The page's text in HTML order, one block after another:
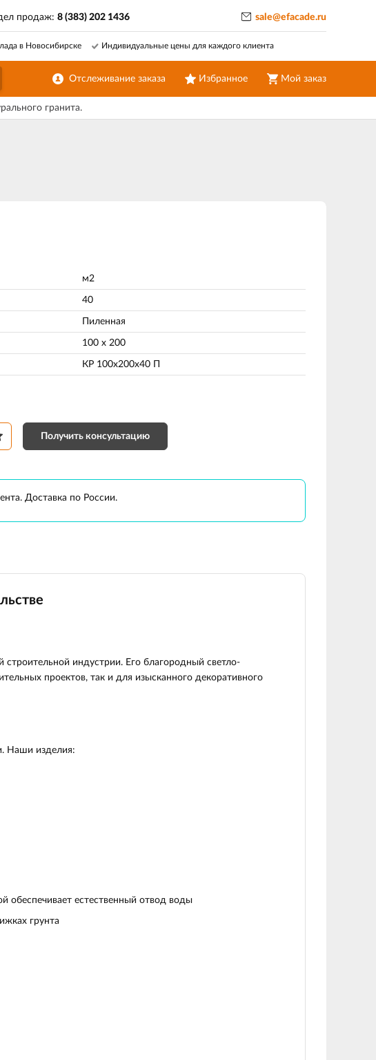
продаж: 8 (383) 202 1436
Отслеживание заказа Избранное Мой заказ
в Новосибирске Индивидуальные цены для каждого клиента
sale@efacade.ru
гранита.
м2
40
Пиленная
100 х 200
КР 100х200х40 П
Получить консультацию
Доставка по России.
индустрии. Его благородный светло-
проектов, так и для изысканного декоративного
Наши изделия:
обеспечивает естественный отвод воды
грунта